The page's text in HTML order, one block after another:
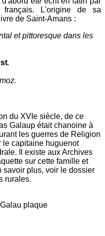
L'origine de sa
de Saint-Amans :
et pittoresque dans les
.
.
du XVIe siècle, de ce
Galaup était chanoine à
les guerres de Religion
le capitaine huguenot
Il existe aux Archives
sur cette famille et
savoir plus, voir le dossier
rurales.